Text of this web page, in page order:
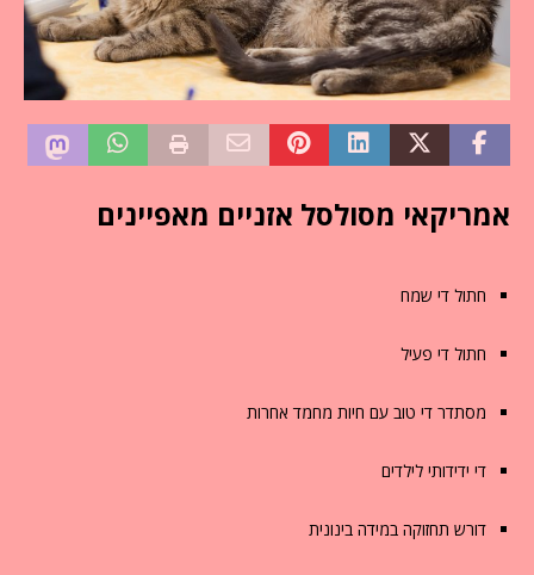
אמריקאי מסולסל אזניים מאפיינים
חתול די שמח
חתול די פעיל
מסתדר די טוב עם חיות מחמד אחרות
די ידידותי לילדים
דורש תחזוקה במידה בינונית